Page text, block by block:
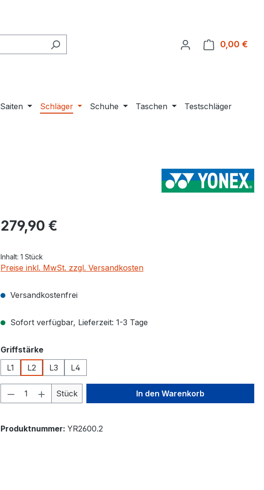
0,00 €
Saiten Schläger Schuhe Taschen
Testschläger
Regulärer Preis:
279,90 €
Inhalt: 1 Stück
Preise inkl. MwSt. zzgl. Versandkosten
Versandkostenfrei
Sofort verfügbar, Lieferzeit: 1-3 Tage
Griffstärkeauswählen
L1
L2 L3 L4
Produkt Anzahl: Gib den gewünschten Wert
Stück In den Warenkorb
Produktnummer: YR2600.2